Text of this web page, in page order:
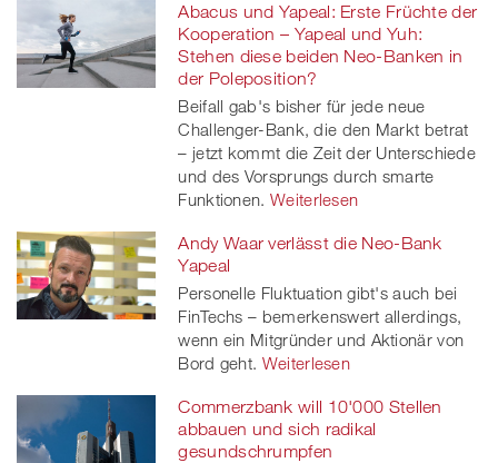
Abacus und Yapeal: Erste Früchte der
Kooperation – Yapeal und Yuh:
Stehen diese beiden Neo-Banken in
der Poleposition?
Beifall gab's bisher für jede neue
Challenger-Bank, die den Markt betrat
– jetzt kommt die Zeit der Unterschiede
und des Vorsprungs durch smarte
Funktionen. Weiterlesen
Andy Waar verlässt die Neo-Bank
Yapeal
Personelle Fluktuation gibt's auch bei
FinTechs – bemerkenswert allerdings,
wenn ein Mitgründer und Aktionär von
Bord geht. Weiterlesen
Commerzbank will 10'000 Stellen
abbauen und sich radikal
gesundschrumpfen